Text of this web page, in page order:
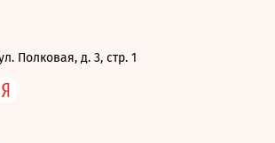
Полковая, д. 3, стр. 1